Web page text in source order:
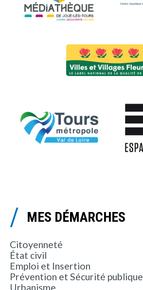
MES DÉMARCHES
Citoyenneté
État civil
Emploi et Insertion
Prévention et Sécurité publique
Urbanisme